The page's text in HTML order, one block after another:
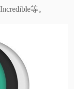
等。